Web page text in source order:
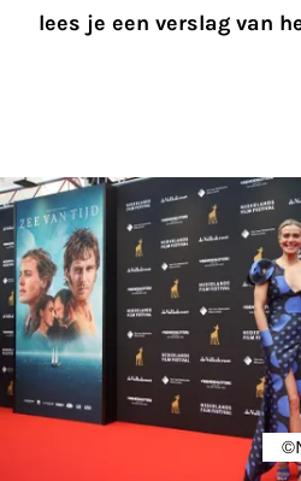
lees je een verslag van